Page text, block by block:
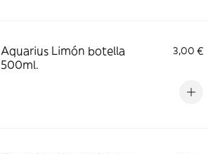
Aquarius Limón botella
500ml.
3,00 €